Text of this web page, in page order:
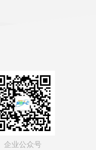
企业公众号